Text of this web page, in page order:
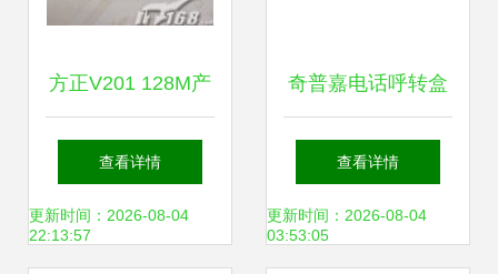
方正V201 128M产
品售后服务与维修
全攻略
查看详情
更新时间：2026-08-04
22:13:57
奇普嘉电话呼转盒
ZH L100 售后服
务、维修与询价全
查看详情
更新时间：2026-08-04
03:53:05